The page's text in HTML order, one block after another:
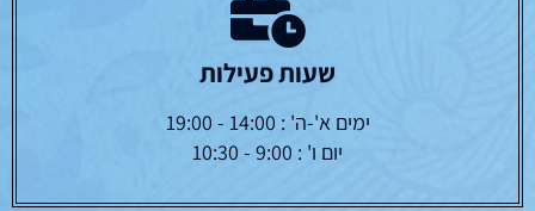
שעות פעילות
ימים א'-ה' : 14:00 - 19:00
יום ו' : 9:00 - 10:30